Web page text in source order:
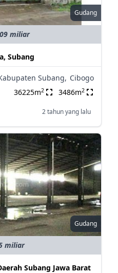
Gudang
miliar
Subang
Subang, Cibogo
36225m2 3486m2
2 tahun yang lalu
Gudang
miliar
Subang Jawa Barat